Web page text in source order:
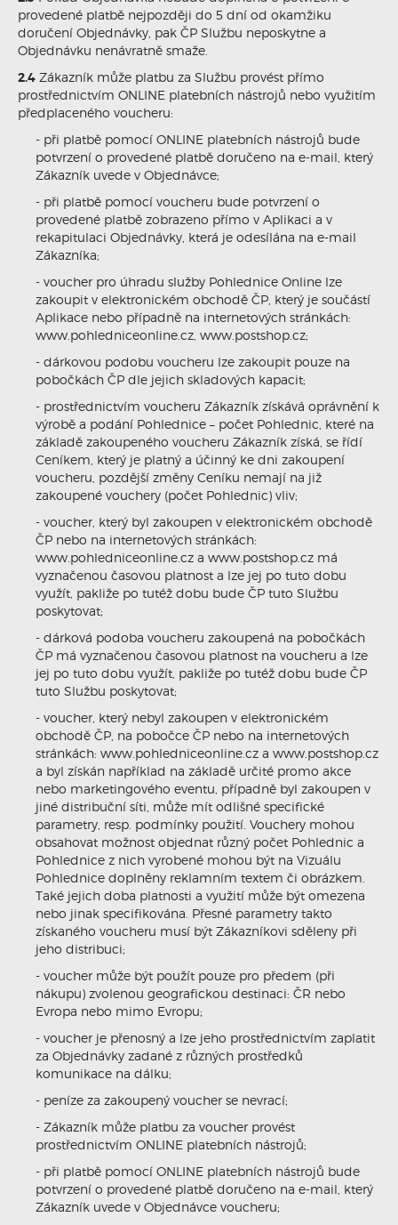
provedené platbě nejpozději do 5 dní od okamžiku
doručení Objednávky, pak ČP Službu neposkytne a
Objednávku nenávratně smaže.
2.4 Zákazník může platbu za Službu provést přímo
prostřednictvím ONLINE platebních nástrojů nebo využitím
předplaceného voucheru:
- při platbě pomocí ONLINE platebních nástrojů bude
potvrzení o provedené platbě doručeno na e-mail, který
Zákazník uvede v Objednávce;
- při platbě pomocí voucheru bude potvrzení o
provedené platbě zobrazeno přímo v Aplikaci a v
rekapitulaci Objednávky, která je odesílána na e-mail
Zákazníka;
- voucher pro úhradu služby Pohlednice Online lze
zakoupit v elektronickém obchodě ČP, který je součástí
Aplikace nebo případně na internetových stránkách:
www.pohledniceonline.cz, www.postshop.cz;
- dárkovou podobu voucheru lze zakoupit pouze na
pobočkách ČP dle jejich skladových kapacit;
- prostřednictvím voucheru Zákazník získává oprávnění k
výrobě a podání Pohlednice – počet Pohlednic, které na
základě zakoupeného voucheru Zákazník získá, se řídí
Ceníkem, který je platný a účinný ke dni zakoupení
voucheru, pozdější změny Ceníku nemají na již
zakoupené vouchery (počet Pohlednic) vliv;
- voucher, který byl zakoupen v elektronickém obchodě
ČP nebo na internetových stránkách:
www.pohledniceonline.cz a www.postshop.cz má
vyznačenou časovou platnost a lze jej po tuto dobu
využít, pakliže po tutéž dobu bude ČP tuto Službu
poskytovat;
- dárková podoba voucheru zakoupená na pobočkách
ČP má vyznačenou časovou platnost na voucheru a lze
jej po tuto dobu využít, pakliže po tutéž dobu bude ČP
tuto Službu poskytovat;
- voucher, který nebyl zakoupen v elektronickém
obchodě ČP, na pobočce ČP nebo na internetových
stránkách: www.pohledniceonline.cz a www.postshop.cz
a byl získán například na základě určité promo akce
nebo marketingového eventu, případně byl zakoupen v
jiné distribuční síti, může mít odlišné specifické
parametry, resp. podmínky použití. Vouchery mohou
obsahovat možnost objednat různý počet Pohlednic a
Pohlednice z nich vyrobené mohou být na Vizuálu
Pohlednice doplněny reklamním textem či obrázkem.
Také jejich doba platnosti a využití může být omezena
nebo jinak specifikována. Přesné parametry takto
získaného voucheru musí být Zákazníkovi sděleny při
jeho distribuci;
- voucher může být použít pouze pro předem (při
nákupu) zvolenou geografickou destinaci: ČR nebo
Evropa nebo mimo Evropu;
- voucher je přenosný a lze jeho prostřednictvím zaplatit
za Objednávky zadané z různých prostředků
komunikace na dálku;
- peníze za zakoupený voucher se nevrací;
- Zákazník může platbu za voucher provést
prostřednictvím ONLINE platebních nástrojů;
- při platbě pomocí ONLINE platebních nástrojů bude
potvrzení o provedené platbě doručeno na e-mail, který
Zákazník uvede v Objednávce voucheru;